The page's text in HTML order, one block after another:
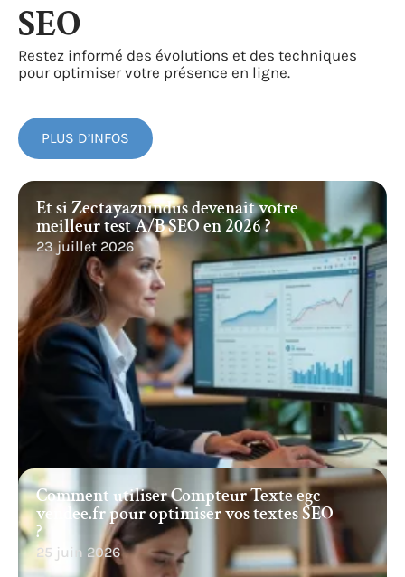
Et si Zectayaznindus devenait votre
meilleur test A/B SEO en 2026 ?
23 juillet 2026
Comment utiliser Compteur Texte egc-
vendee.fr pour optimiser vos textes SEO
?
25 juin 2026
SEO
Restez informé des évolutions et des techniques
pour optimiser votre présence en ligne.
PLUS D’INFOS